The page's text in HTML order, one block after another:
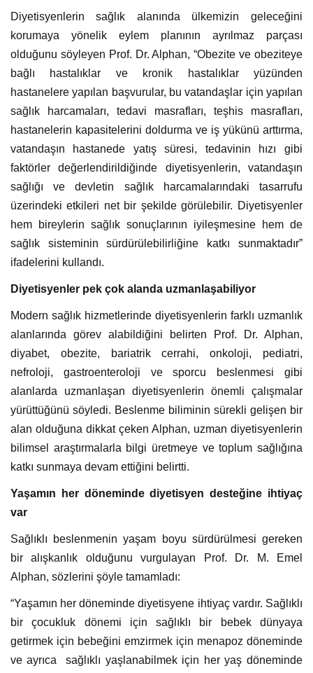
Diyetisyenlerin sağlık alanında ülkemizin geleceğini
korumaya yönelik eylem planının ayrılmaz parçası
olduğunu söyleyen Prof. Dr. Alphan, “Obezite ve obeziteye
bağlı hastalıklar ve kronik hastalıklar yüzünden
hastanelere yapılan başvurular, bu vatandaşlar için yapılan
sağlık harcamaları, tedavi masrafları, teşhis masrafları,
hastanelerin kapasitelerini doldurma ve iş yükünü arttırma,
vatandaşın hastanede yatış süresi, tedavinin hızı gibi
faktörler değerlendirildiğinde diyetisyenlerin, vatandaşın
sağlığı ve devletin sağlık harcamalarındaki tasarrufu
üzerindeki etkileri net bir şekilde görülebilir. Diyetisyenler
hem bireylerin sağlık sonuçlarının iyileşmesine hem de
sağlık sisteminin sürdürülebilirliğine katkı sunmaktadır”
ifadelerini kullandı.
Diyetisyenler pek çok alanda uzmanlaşabiliyor
Modern sağlık hizmetlerinde diyetisyenlerin farklı uzmanlık
alanlarında görev alabildiğini belirten Prof. Dr. Alphan,
diyabet, obezite, bariatrik cerrahi, onkoloji, pediatri,
nefroloji, gastroenteroloji ve sporcu beslenmesi gibi
alanlarda uzmanlaşan diyetisyenlerin önemli çalışmalar
yürüttüğünü söyledi. Beslenme biliminin sürekli gelişen bir
alan olduğuna dikkat çeken Alphan, uzman diyetisyenlerin
bilimsel araştırmalarla bilgi üretmeye ve toplum sağlığına
katkı sunmaya devam ettiğini belirtti.
Yaşamın her döneminde diyetisyen desteğine ihtiyaç
var
Sağlıklı beslenmenin yaşam boyu sürdürülmesi gereken
bir alışkanlık olduğunu vurgulayan Prof. Dr. M. Emel
Alphan, sözlerini şöyle tamamladı:
“Yaşamın her döneminde diyetisyene ihtiyaç vardır. Sağlıklı
bir çocukluk dönemi için sağlıklı bir bebek dünyaya
getirmek için bebeğini emzirmek için menapoz döneminde
ve ayrıca sağlıklı yaşlanabilmek için her yaş döneminde